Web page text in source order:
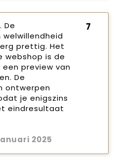
De
welwillendheid
prettig. Het
webshop is de
preview van
De
ontwerpen
je enigszins
eindresultaat
7
2025